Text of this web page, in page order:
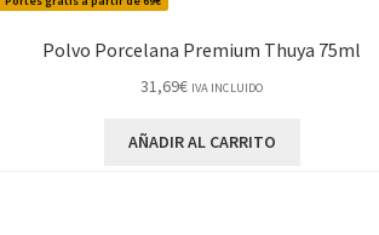
Polvo Porcelana Premium Thuya 75ml
31,69€ IVA INCLUIDO
AÑADIR AL CARRITO